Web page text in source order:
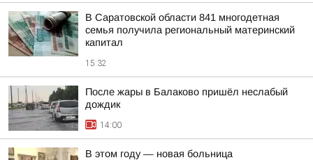
В Саратовской области 841 многодетная
семья получила региональный материнский
капитал
15:32
После жары в Балаково пришёл неслабый
дождик
14:00
В этом году — новая больница